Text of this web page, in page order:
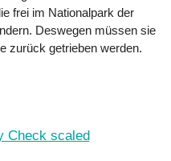
frei im Nationalpark der
Deswegen müssen sie
zurück getrieben werden.